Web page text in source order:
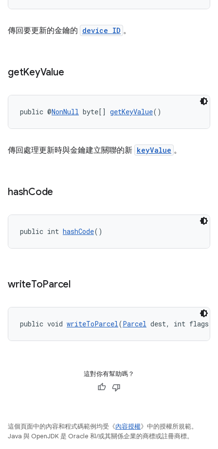
傳回要更新的金鑰的 device ID 。
getKeyValue
public @NonNull byte[] getKeyValue()
傳回處理更新時與金鑰建立關聯的新 keyValue 。
hashCode
public int hashCode()
writeToParcel
public void writeToParcel(Parcel dest, int flags)
這對你有幫助嗎？
這個頁面中的內容和程式碼範例均受《內容授權》中的授權所規範。
Java 與 OpenJDK 是 Oracle 和/或其關係企業的商標或註冊商標。